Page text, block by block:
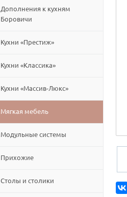
Дополнения к кухням
Боровичи
Кухни «Престиж»
Кухни «Классика»
Кухни «Массив-Люкс»
Мягкая мебель
Модульные системы
Прихожие
Столы и столики